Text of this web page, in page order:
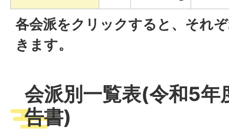
各会派をクリックすると、それ
きます。
会派別一覧表(令和5年
告書)